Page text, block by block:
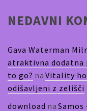
NEDAVNI
Gava Waterman
atraktivna dodatna
to go? naVitality
odišavljeni z zelišči
download na